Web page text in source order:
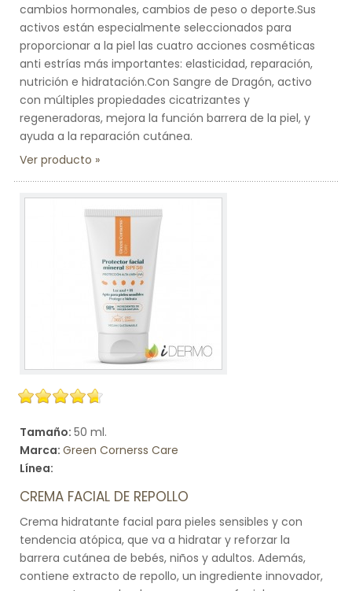
cambios hormonales, cambios de peso o deporte.Sus
activos están especialmente seleccionados para
proporcionar a la piel las cuatro acciones cosméticas
anti estrías más importantes: elasticidad, reparación,
nutrición e hidratación.Con Sangre de Dragón, activo
con múltiples propiedades cicatrizantes y
regeneradoras, mejora la función barrera de la piel, y
ayuda a la reparación cutánea.
Ver producto
Tamaño: 50 ml.
Marca: Green Cornerss Care
Línea:
CREMA FACIAL DE REPOLLO
Crema hidratante facial para pieles sensibles y con
tendencia atópica, que va a hidratar y reforzar la
barrera cutánea de bebés, niños y adultos. Además,
contiene extracto de repollo, un ingrediente innovador,